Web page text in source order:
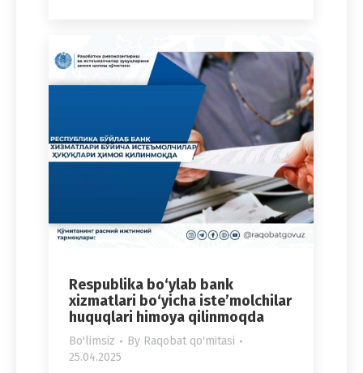
Respublika bo‘ylab bank
xizmatlari bo‘yicha iste’molchilar
huquqlari himoya qilinmoqda
Bo'limsiz By Raqobat qo'mitasi
25.04.2025